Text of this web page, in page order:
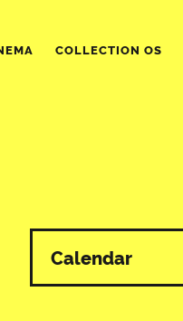
COLLECTION OS
Calendar